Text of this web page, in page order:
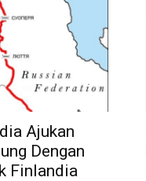
Ajukan
Dengan
Finlandia